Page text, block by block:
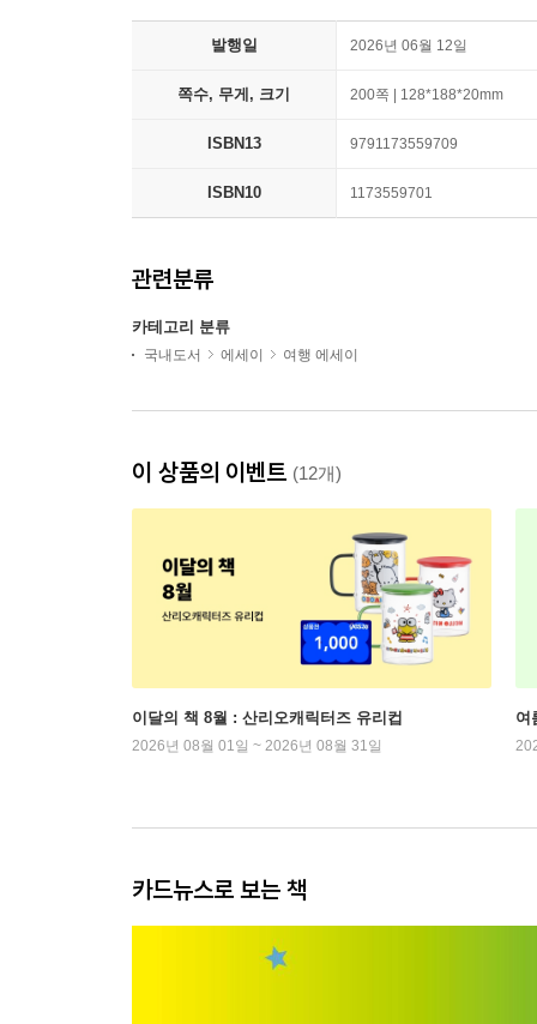
발행일 2026년 06월 12일
쪽수, 무게, 크기 200쪽 | 128*188*20mm
ISBN13 9791173559709
ISBN10 1173559701
관련분류
카테고리 분류
국내도서 에세이 여행 에세이
이 상품의 이벤트 (12개)
이달의 책 8월 : 산리오캐릭터즈 유리컵
2026년 08월 01일 ~ 2026년 08월 31일
여
카드뉴스로 보는 책